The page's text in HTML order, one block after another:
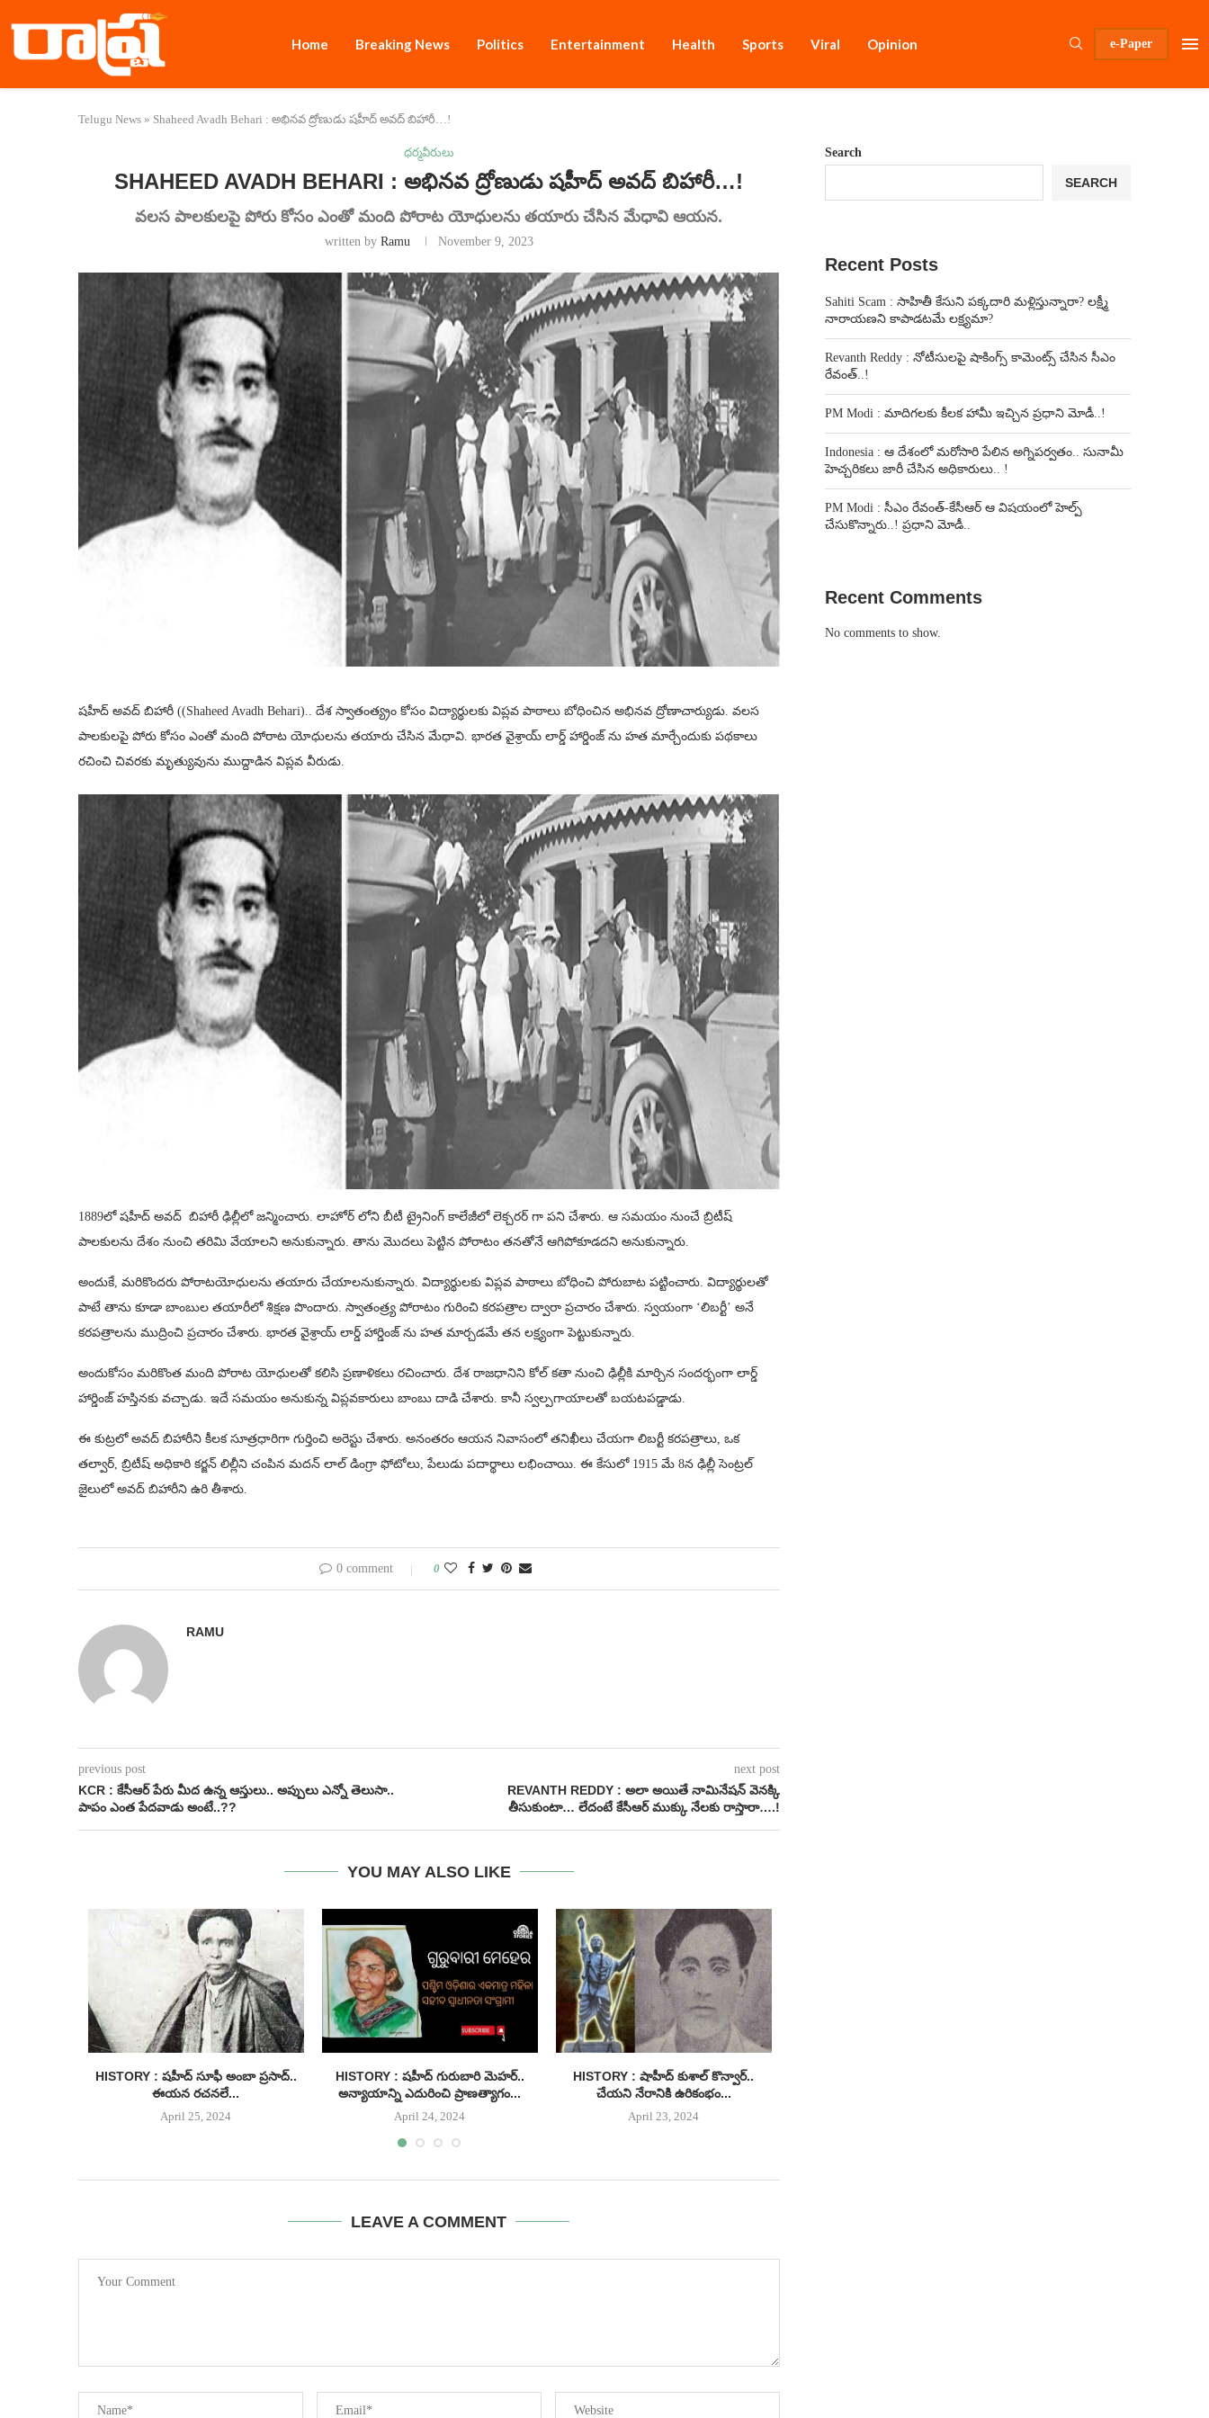
Home Breaking News Politics Entertainment Health Sports Viral Opinion e-Paper
Telugu News » Shaheed Avadh Behari : అభినవ ద్రోణుడు షహీద్ అవద్ బిహారీ…!
ధర్మవీరులు
SHAHEED AVADH BEHARI : అభినవ ద్రోణుడు షహీద్ అవద్ బిహారీ…!
వలస పాలకులపై పోరు కోసం ఎంతో మంది పోరాట యోధులను తయారు చేసిన మేధావి ఆయన.
written by Ramu November 9, 2023
షహీద్ అవద్ బిహారీ ((Shaheed Avadh Behari).. దేశ స్వాతంత్య్రం కోసం విద్యార్థులకు విప్లవ పాఠాలు బోధించిన అభినవ ద్రోణాచార్యుడు. వలస
పాలకులపై పోరు కోసం ఎంతో మంది పోరాట యోధులను తయారు చేసిన మేధావి. భారత వైశ్రాయ్ లార్డ్ హార్డింజ్‌ ను హత మార్చేందుకు పథకాలు
రచించి చివరకు మృత్యువును ముద్దాడిన విప్లవ వీరుడు.
1889లో షహీద్ అవద్ బిహారీ ఢిల్లీలో జన్మించారు. లాహోర్‌ లోని బీటీ ట్రైనింగ్ కాలేజీలో లెక్చరర్‌ గా పని చేశారు. ఆ సమయం నుంచే బ్రిటీష్
పాలకులను దేశం నుంచి తరిమి వేయాలని అనుకున్నారు. తాను మొదలు పెట్టిన పోరాటం తనతోనే ఆగిపోకూడదని అనుకున్నారు.
అందుకే, మరికొందరు పోరాటయోధులను తయారు చేయాలనుకున్నారు. విద్యార్థులకు విప్లవ పాఠాలు బోధించి పోరుబాట పట్టించారు. విద్యార్థులతో
పాటే తాను కూడా బాంబుల తయారీలో శిక్షణ పొందారు. స్వాతంత్ర్య పోరాటం గురించి కరపత్రాల ద్వారా ప్రచారం చేశారు. స్వయంగా ‘లిబర్టీ’ అనే
కరపత్రాలను ముద్రించి ప్రచారం చేశారు. భారత వైశ్రాయ్ లార్డ్ హార్డింజ్ ను హత మార్చడమే తన లక్ష్యంగా పెట్టుకున్నారు.
అందుకోసం మరికొంత మంది పోరాట యోధులతో కలిసి ప్రణాళికలు రచించారు. దేశ రాజధానిని కోల్ కతా నుంచి ఢిల్లీకి మార్చిన సందర్భంగా లార్డ్
హార్డింజ్ హస్తినకు వచ్చాడు. ఇదే సమయం అనుకున్న విప్లవకారులు బాంబు దాడి చేశారు. కానీ స్వల్పగాయాలతో బయటపడ్డాడు.
ఈ కుట్రలో అవద్ బిహారీని కీలక సూత్రధారిగా గుర్తించి అరెస్టు చేశారు. అనంతరం ఆయన నివాసంలో తనిఖీలు చేయగా లిబర్టీ కరపత్రాలు, ఒక
తల్వార్, బ్రిటీష్ అధికారి కర్జన్ లిల్లీని చంపిన మదన్ లాల్ డింగ్రా ఫోటోలు, పేలుడు పదార్థాలు లభించాయి. ఈ కేసులో 1915 మే 8న ఢిల్లీ సెంట్రల్
జైలులో అవద్ బిహారీని ఉరి తీశారు.
0 comment 0
RAMU
previous post
KCR : కేసీఆర్ పేరు మీద ఉన్న ఆస్తులు.. అప్పులు ఎన్నో తెలుసా..
పాపం ఎంత పేదవాడు అంటే..??
next post
REVANTH REDDY : అలా అయితే నామినేషన్ వెనక్కి
తీసుకుంటా… లేదంటే కేసీఆర్ ముక్కు నేలకు రాస్తారా….!
YOU MAY ALSO LIKE
HISTORY : షహీద్ సూఫీ అంబా ప్రసాద్..
ఈయన రచనలే...
April 25, 2024
HISTORY : షహీద్ గురుబారి మెహర్..
అన్యాయాన్ని ఎదురించి ప్రాణత్యాగం...
April 24, 2024
HISTORY : షాహీద్ కుశాల్ కొన్వార్..
చేయని నేరానికి ఉరికంభం...
April 23, 2024
LEAVE A COMMENT
Search
SEARCH
Recent Posts
Sahiti Scam : సాహితీ కేసుని పక్కదారి మళ్లిస్తున్నారా? లక్ష్మీ
నారాయణని కాపాడటమే లక్ష్యమా?
Revanth Reddy : నోటీసులపై షాకింగ్స్ కామెంట్స్ చేసిన సీఎం
రేవంత్..!
PM Modi : మాదిగలకు కీలక హామీ ఇచ్చిన ప్రధాని మోడీ..!
Indonesia : ఆ దేశంలో మరోసారి పేలిన అగ్నిపర్వతం.. సునామీ
హెచ్చరికలు జారీ చేసిన అధికారులు.. !
PM Modi : సీఎం రేవంత్-కేసీఆర్ ఆ విషయంలో హెల్ప్
చేసుకొన్నారు..! ప్రధాని మోడీ..
Recent Comments
No comments to show.